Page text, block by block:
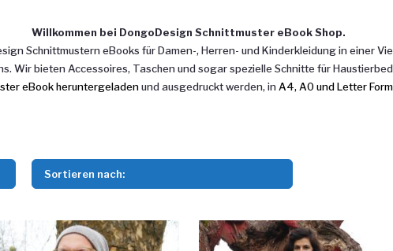
Willkommen bei DongoDesign Schnittmuster eBook Shop.
Schnittmustern eBooks für Damen-, Herren- und Kinderkleidung in einer
Wir bieten Accessoires, Taschen und sogar spezielle Schnitte für
eBook heruntergeladenund ausgedruckt werden, in A4, A0 und Letter
Sortieren nach: